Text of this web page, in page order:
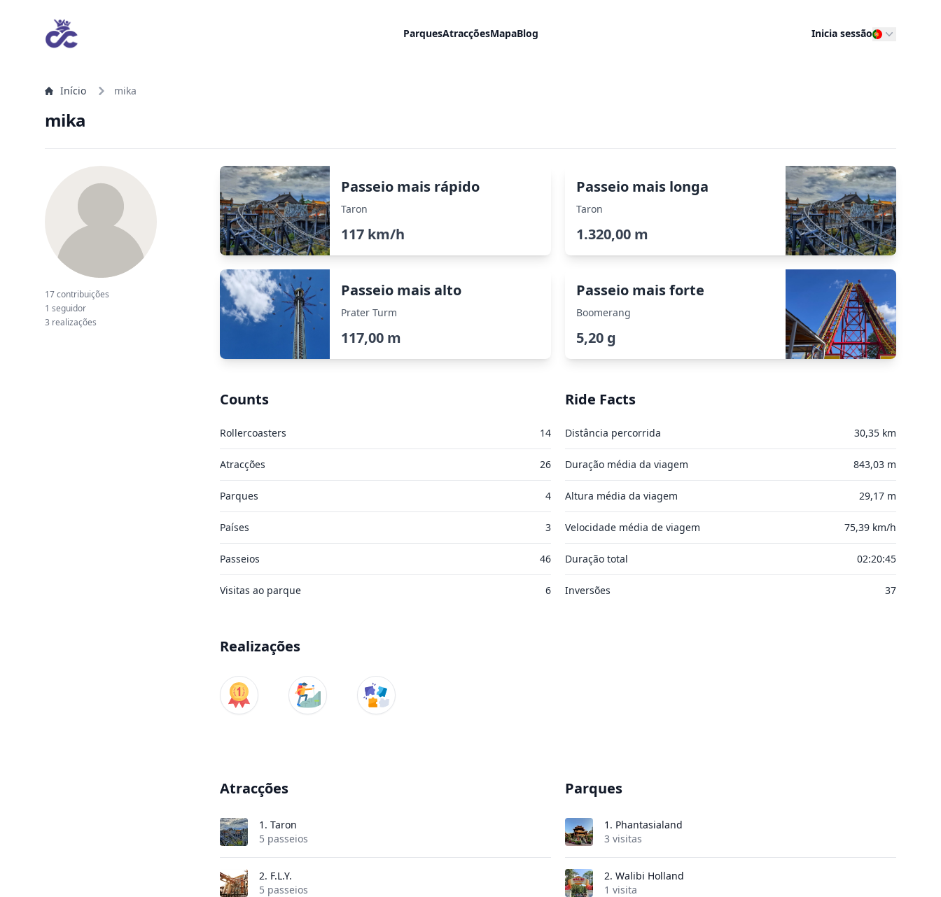
ParquesAtracçõesMapaBlog Inicia sessão
Início mika
mika
17 contribuições
1 seguidor
3 realizações
Passeio mais rápido
Taron
117 km/h
Passeio mais longa
Taron
1.320,00 m
Passeio mais alto
Prater Turm
117,00 m
Passeio mais forte
Boomerang
5,20 g
Counts
Rollercoasters 14
Atracções 26
Parques 4
Países 3
Passeios 46
Visitas ao parque 6
Ride Facts
Distância percorrida 30,35 km
Duração média da viagem 843,03 m
Altura média da viagem 29,17 m
Velocidade média de viagem 75,39 km/h
Duração total 02:20:45
Inversões 37
Realizações
Atracções
1. Taron
5 passeios
2. F.L.Y.
5 passeios
Parques
1. Phantasialand
3 visitas
2. Walibi Holland
1 visita